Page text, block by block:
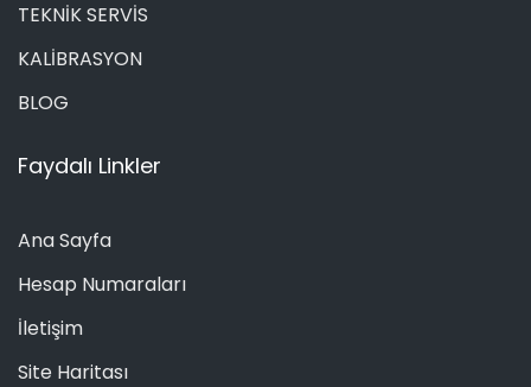
TEKNİK SERVİS
KALİBRASYON
BLOG
Faydalı Linkler
Ana Sayfa
Hesap Numaraları
İletişim
Site Haritası